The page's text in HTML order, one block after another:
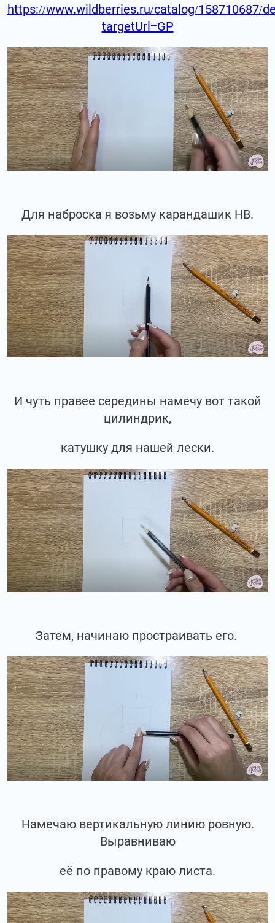
https://www.wildberries.ru/catalog/158710687/
targetUrl=GP
Для наброска я возьму карандашик НВ.
И чуть правее середины намечу вот такой
цилиндрик,
катушку для нашей лески.
Затем, начинаю простраивать его.
Намечаю вертикальную линию ровную.
Выравниваю
её по правому краю листа.